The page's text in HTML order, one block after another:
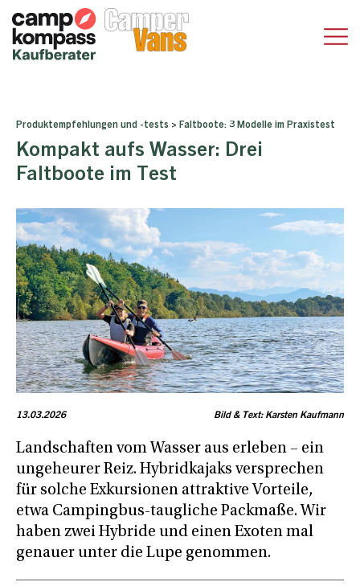
Produktempfehlungen und -tests > Faltboote: 3 Modelle im Praxistest
Kompakt aufs Wasser: Drei
Faltboote im Test
13.03.2026 Bild & Text: Karsten Kaufmann
Landschaften vom Wasser aus erleben – ein
ungeheurer Reiz. Hybridkajaks versprechen
für solche Exkursionen attraktive Vorteile,
etwa Campingbus-taugliche Packmaße. Wir
haben zwei Hybride und einen Exoten mal
genauer unter die Lupe genommen.